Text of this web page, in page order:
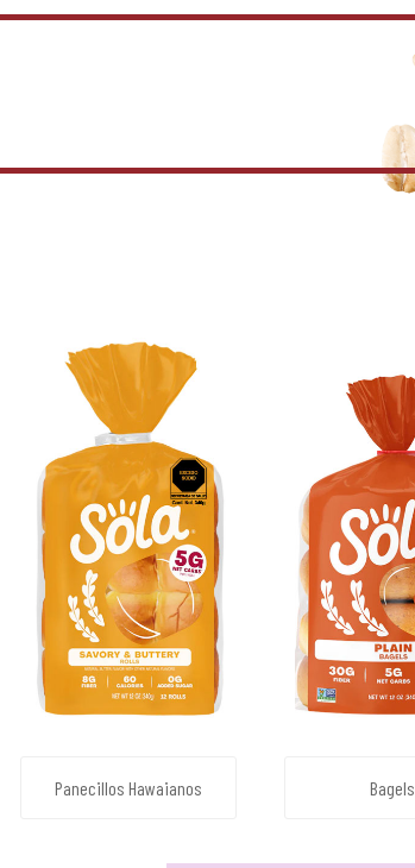
Panecillos Hawaianos Bagels